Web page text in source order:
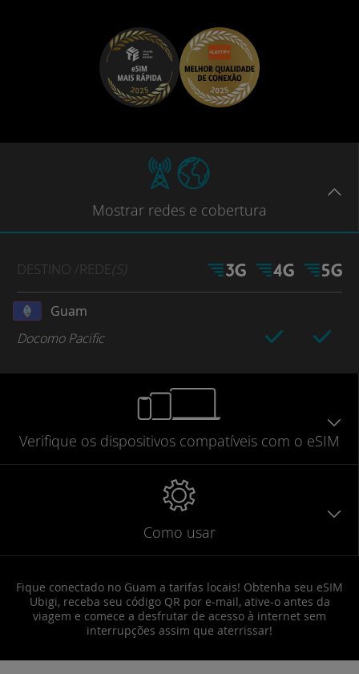
Mostrar redes e cobertura
DESTINO /REDE(S)
Guam
Docomo Pacific
Verifique os dispositivos compatíveis com o eSIM
Como usar
Fique conectado no Guam a tarifas locais! Obtenha seu eSIM
Ubigi, receba seu código QR por e-mail, ative-o antes da
viagem e comece a desfrutar de acesso à internet sem
interrupções assim que aterrissar!